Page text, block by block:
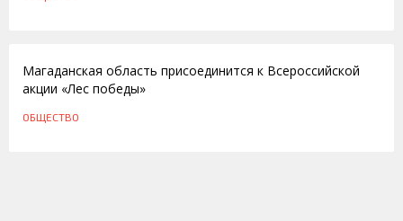
Магаданская область присоединится к Всероссийской
акции «Лес победы»
ОБЩЕСТВО